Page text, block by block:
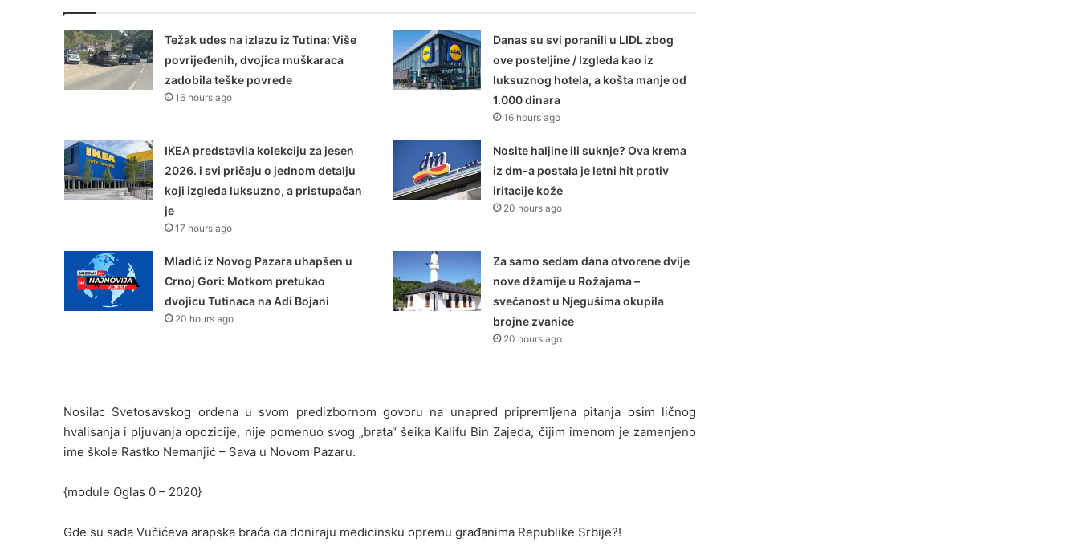
Težak udes na izlazu iz Tutina: Više
povrijeđenih, dvojica muškaraca
zadobila teške povrede
16 hours ago
Danas su svi poranili u LIDL zbog
ove posteljine / Izgleda kao iz
luksuznog hotela, a košta manje od
1.000 dinara
16 hours ago
IKEA predstavila kolekciju za jesen
2026. i svi pričaju o jednom detalju
koji izgleda luksuzno, a pristupačan
je
17 hours ago
Nosite haljine ili suknje? Ova krema
iz dm-a postala je letni hit protiv
iritacije kože
20 hours ago
Mladić iz Novog Pazara uhapšen u
Crnoj Gori: Motkom pretukao
dvojicu Tutinaca na Adi Bojani
20 hours ago
Za samo sedam dana otvorene dvije
nove džamije u Rožajama –
svečanost u Njegušima okupila
brojne zvanice
20 hours ago
Nosilac Svetosavskog ordena u svom predizbornom govoru na unapred pripremljena pitanja osim ličnog
hvalisanja i pljuvanja opozicije, nije pomenuo svog „brata“ šeika Kalifu Bin Zajeda, čijim imenom je zamenjeno
ime škole Rastko Nemanjić – Sava u Novom Pazaru.
{module Oglas 0 – 2020}
Gde su sada Vučićeva arapska braća da doniraju medicinsku opremu građanima Republike Srbije?!